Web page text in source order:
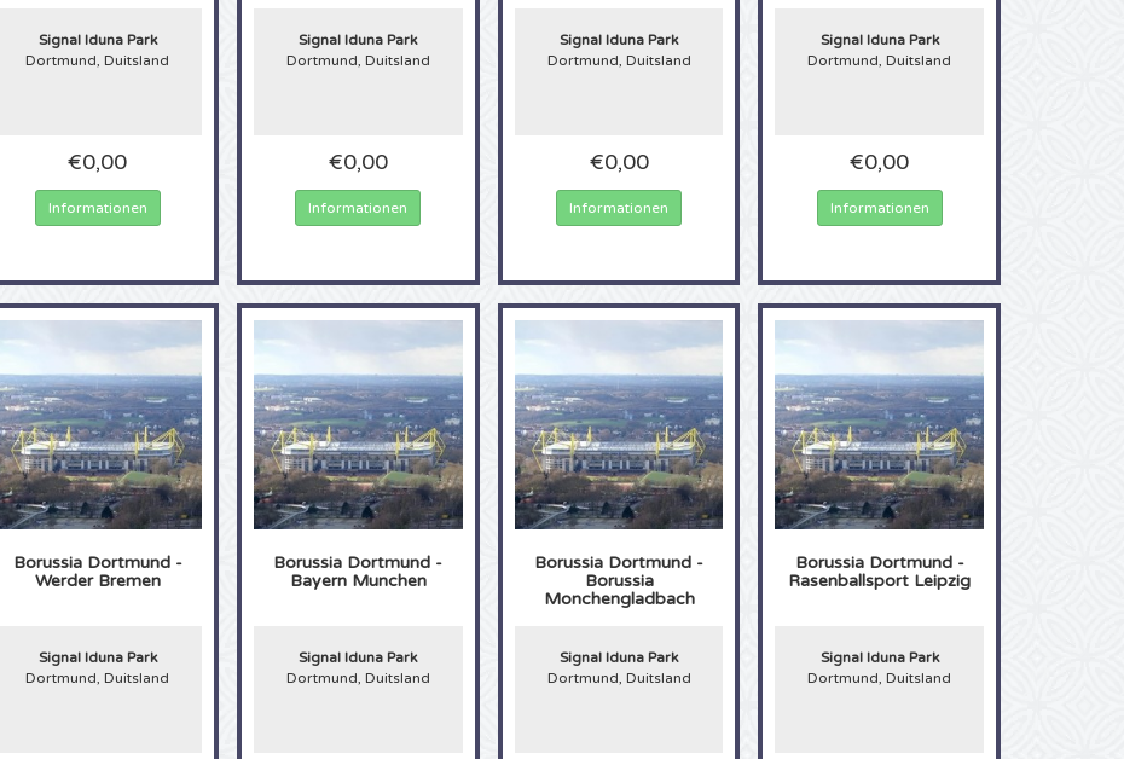
Saison 2021/2022 besuchten knapp 1,4 Millionen Fans das Stadion, um die spannenden Spiele zu sehen.
Im Juni 2021 wird dieses Stadion Westfalenstadion heißen. Wenn Sie dieses grandiose Stadion besuchen
Signal Iduna Park
Dortmund, Duitsland
€0,00
Informationen
Signal Iduna Park
Dortmund, Duitsland
€0,00
Informationen
Signal Iduna Park
Dortmund, Duitsland
€0,00
Informationen
Signal Iduna Park
Dortmund, Duitsland
€0,00
Informationen
Borussia Dortmund -
Werder Bremen
Signal Iduna Park
Dortmund, Duitsland
Borussia Dortmund -
Bayern Munchen
Signal Iduna Park
Dortmund, Duitsland
Borussia Dortmund -
Borussia
Monchengladbach
Signal Iduna Park
Dortmund, Duitsland
Borussia Dortmund -
Rasenballsport Leipzig
Signal Iduna Park
Dortmund, Duitsland